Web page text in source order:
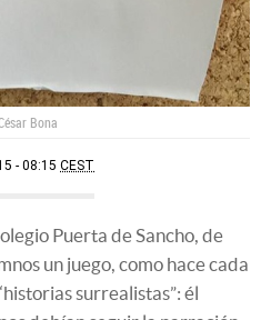
Bona
- 08:15 CEST
Puerta de Sancho, de
un juego, como hace cada
surrealistas”: él